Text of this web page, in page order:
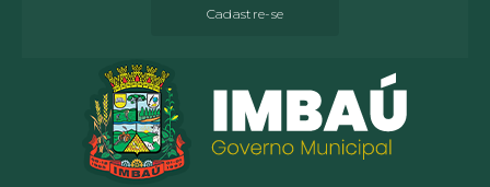
Cadastre-se